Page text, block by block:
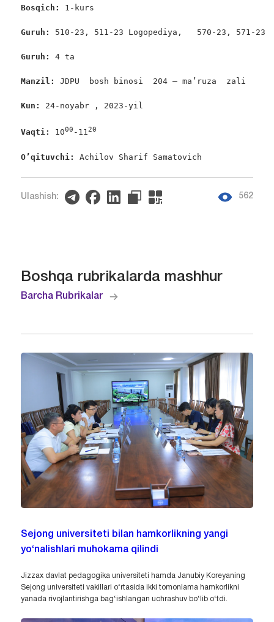
Bosqich: 1-kurs
Guruh: 510-23, 511-23 Logopediya,   570-23, 571-23
Guruh: 4 ta
Manzil: JDPU  bosh binosi  204 – ma’ruza  zali
Kun: 24-noyabr , 2023-yil
Vaqti: 1000 -1120
O’qituvchi: Achilov Sharif Samatovich
Ulashish: 562
Boshqa rubrikalarda mashhur
Barcha Rubrikalar
Sejong universiteti bilan hamkorlikning yangi
yo‘nalishlari muhokama qilindi
Jizzax davlat pedagogika universiteti hamda Janubiy Koreyaning
Sejong universiteti vakillari o‘rtasida ikki tomonlama hamkorlikni
yanada rivojlantirishga bag‘ishlangan uchrashuv bo‘lib o‘tdi.